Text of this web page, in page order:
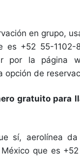
en grupo,
es +52 55-1102-
por la página
opción de
gratuito para
sí, aerolínea
que es